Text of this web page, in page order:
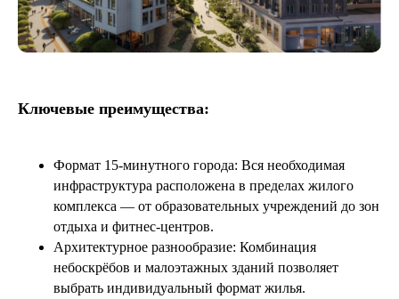
Ключевые преимущества:
Формат 15-минутного города: Вся необходимая
инфраструктура расположена в пределах жилого
комплекса — от образовательных учреждений до зон
отдыха и фитнес-центров.
Архитектурное разнообразие: Комбинация
небоскрёбов и малоэтажных зданий позволяет
выбрать индивидуальный формат жилья.